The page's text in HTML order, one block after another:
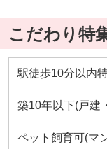
こだわり特
駅徒歩10分以内
築10年以下(戸建
ペット飼育可(マ